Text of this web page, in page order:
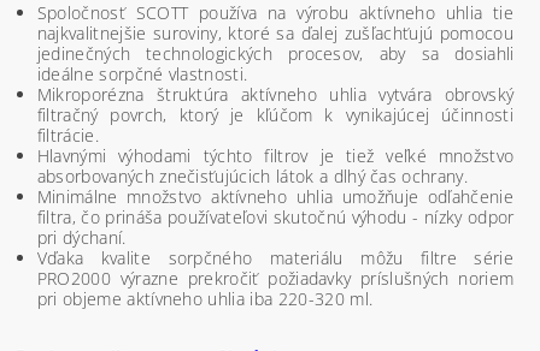
Spoločnosť SCOTT používa na výrobu aktívneho uhlia tie
najkvalitnejšie suroviny, ktoré sa ďalej zušľachťujú pomocou
jedinečných technologických procesov, aby sa dosiahli
ideálne sorpčné vlastnosti.
Mikroporézna štruktúra aktívneho uhlia vytvára obrovský
filtračný povrch, ktorý je kľúčom k vynikajúcej účinnosti
filtrácie.
Hlavnými výhodami týchto filtrov je tiež veľké množstvo
absorbovaných znečisťujúcich látok a dlhý čas ochrany.
Minimálne množstvo aktívneho uhlia umožňuje odľahčenie
filtra, čo prináša používateľovi skutočnú výhodu - nízky odpor
pri dýchaní.
Vďaka kvalite sorpčného materiálu môžu filtre série
PRO2000 výrazne prekročiť požiadavky príslušných noriem
pri objeme aktívneho uhlia iba 220-320 ml.